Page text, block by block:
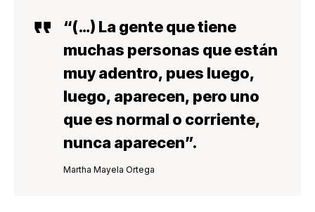
“(…) La gente que tiene
muchas personas que están
muy adentro, pues luego,
luego, aparecen, pero uno
que es normal o corriente,
nunca aparecen”.
Martha Mayela Ortega